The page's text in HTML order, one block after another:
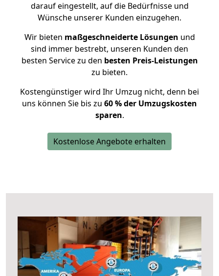
darauf eingestellt, auf die Bedürfnisse und
Wünsche unserer Kunden einzugehen.
Wir bieten maßgeschneiderte Lösungen und
sind immer bestrebt, unseren Kunden den
besten Service zu den besten Preis-Leistungen
zu bieten.
Kostengünstiger wird Ihr Umzug nicht, denn bei
uns können Sie bis zu 60 % der Umzugskosten
sparen.
Kostenlose Angebote erhalten